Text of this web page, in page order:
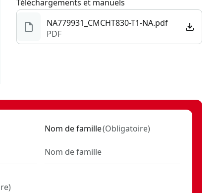
Construire. Réparer. Rénover. Entretenir.™
Téléchargements et manuels
NA779931_CMCHT830-T1-NA.pdf
PDF
Nom de famille(Obligatoire)
)